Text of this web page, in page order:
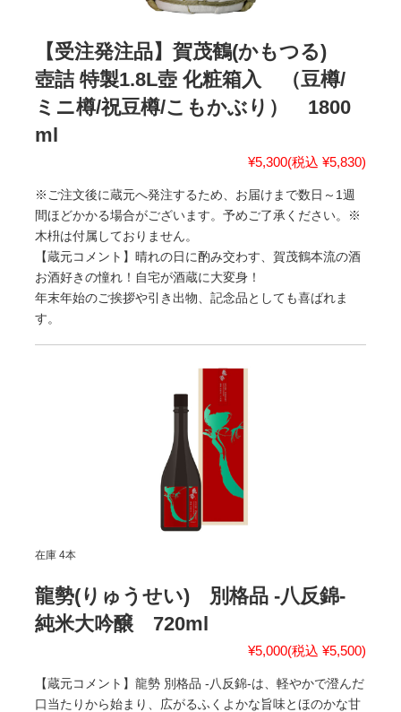
【受注発注品】賀茂鶴(かもつる)
壺詰 特製1.8L壺 化粧箱入 （豆樽/
ミニ樽/祝豆樽/こもかぶり） 1800
ml
¥5,300(税込 ¥5,830)
※ご注文後に蔵元へ発注するため、お届けまで数日～1週
間ほどかかる場合がございます。予めご了承ください。※
木枡は付属しておりません。
【蔵元コメント】晴れの日に酌み交わす、賀茂鶴本流の酒
お酒好きの憧れ！自宅が酒蔵に大変身！
年末年始のご挨拶や引き出物、記念品としても喜ばれま
す。
在庫 4本
龍勢(りゅうせい) 別格品 -八反錦-
純米大吟醸 720ml
¥5,000(税込 ¥5,500)
【蔵元コメント】龍勢 別格品 -八反錦-は、軽やかで澄んだ
口当たりから始まり、広がるふくよかな旨味とほのかな甘